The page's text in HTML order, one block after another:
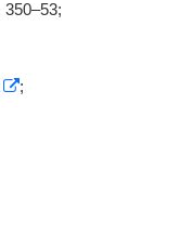
350–53;
;